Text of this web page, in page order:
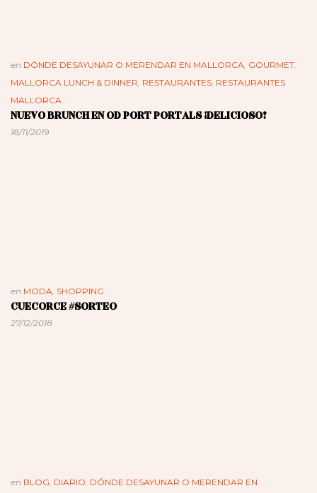
en DÓNDE DESAYUNAR O MERENDAR EN MALLORCA GOURMET
MALLORCA LUNCH & DINNER RESTAURANTES RESTAURANTES
MALLORCA
NUEVO BRUNCH EN OD PORT PORTALS ¡DELICIOSO!
18/11/2019
en MODA SHOPPING
CUECORCE #SORTEO
27/12/2018
en BLOG DIARIO DÓNDE DESAYUNAR O MERENDAR EN